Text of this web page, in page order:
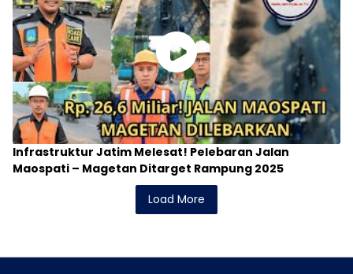
Infrastruktur Jatim Melesat! Pelebaran Jalan
Maospati – Magetan Ditarget Rampung 2025
Load More